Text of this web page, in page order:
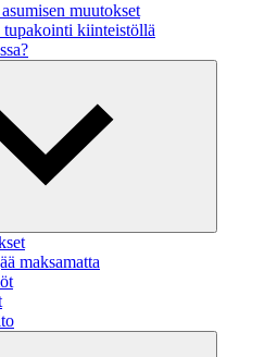
muutokset
tupakointi kiinteistöllä
maksamatta